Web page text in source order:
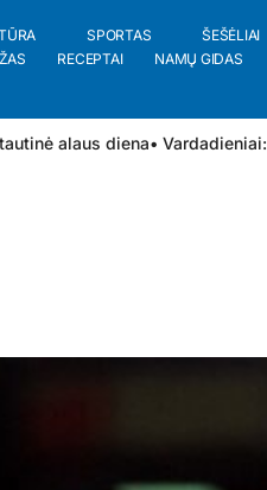
SPORTAS ŠEŠĖLIAI
RECEPTAI NAMŲ GIDAS
alaus diena• Vardadieniai: